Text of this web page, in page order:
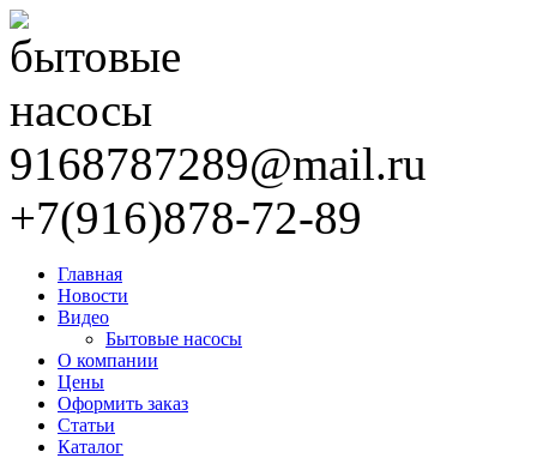
9168787289@mail.ru
+7(916)878-72-89
Главная
Новости
Видео
Бытовые насосы
О компании
Цены
Оформить заказ
Статьи
Каталог